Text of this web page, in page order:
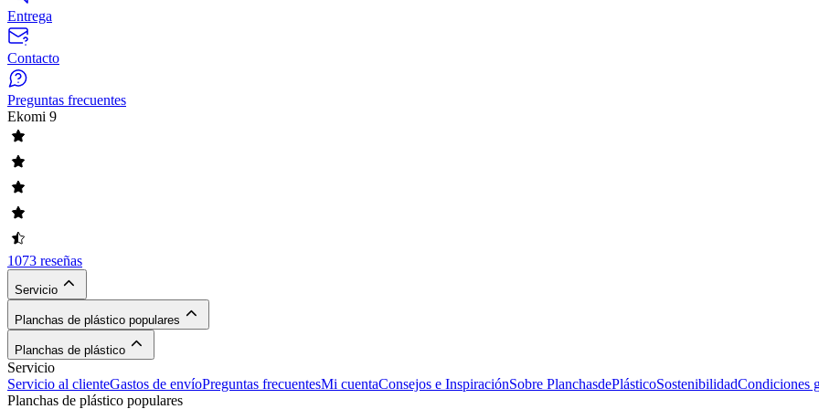
Entrega
Contacto
Preguntas frecuentes
Ekomi 9
1073 reseñas
Servicio
Planchas de plástico populares
Planchas de plástico
Servicio
Servicio al clienteGastos de envíoPreguntas frecuentesMi cuentaConsejos e InspiraciónSobre PlanchasdePlásticoSostenibilidadCondiciones
Planchas de plástico populares